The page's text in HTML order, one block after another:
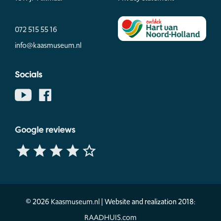
072 515 55 16
info@kaasmuseum.nl
Socials
Google reviews
© 2026 Kaasmuseum.nl| Website and realization 2018:
RAADHUIS.com